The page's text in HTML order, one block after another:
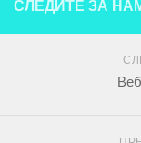
СЛЕДИТЕ ЗА